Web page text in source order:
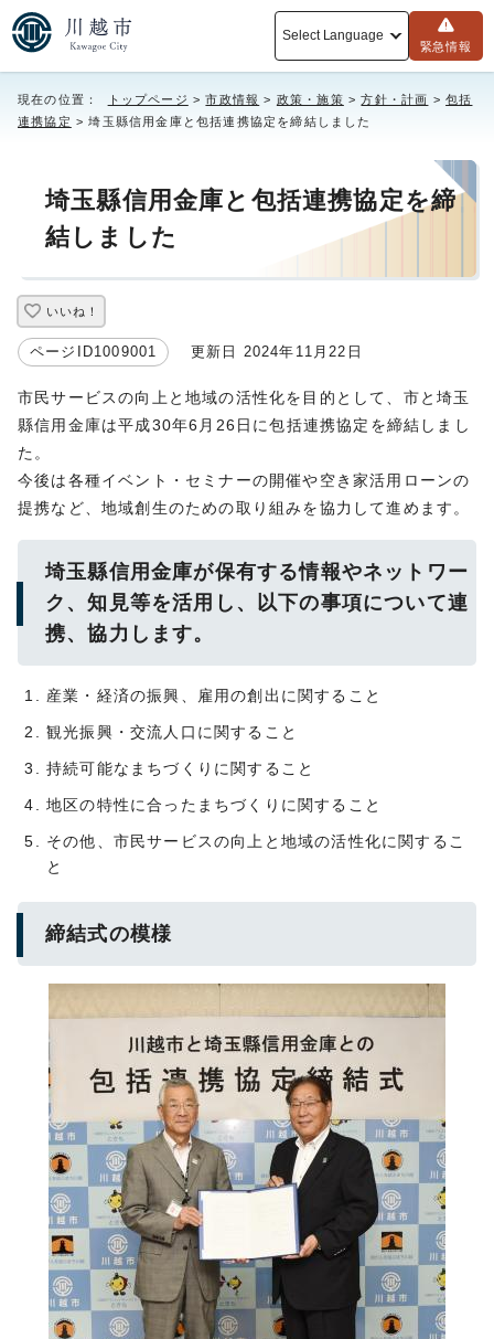
Select Language
緊急情報
現在の位置： トップページ >市政情報 > 政策・施策 >方針・計画 >包括
連携協定 > 埼玉縣信用金庫と包括連携協定を締結しました
埼玉縣信用金庫と包括連携協定を締
結しました
いいね！
ページID1009001 更新日 2024年11月22日
市民サービスの向上と地域の活性化を目的として、市と埼玉
縣信用金庫は平成30年6月26日に包括連携協定を締結しまし
た。
今後は各種イベント・セミナーの開催や空き家活用ローンの
提携など、地域創生のための取り組みを協力して進めます。
埼玉縣信用金庫が保有する情報やネットワー
ク、知見等を活用し、以下の事項について連
携、協力します。
産業・経済の振興、雇用の創出に関すること
観光振興・交流人口に関すること
持続可能なまちづくりに関すること
地区の特性に合ったまちづくりに関すること
その他、市民サービスの向上と地域の活性化に関するこ
と
締結式の模様